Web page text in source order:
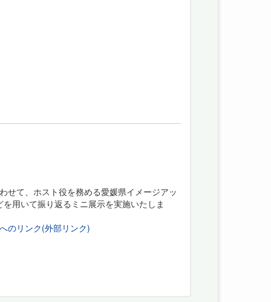
せて、ホスト役を務める愛媛県イメージアッ
用いて振り返るミニ展示を実施いたしま
のリンク(外部リンク)